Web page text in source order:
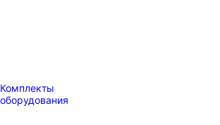
Комплекты
оборудования